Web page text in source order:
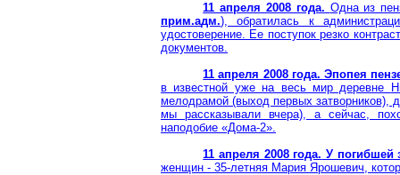
11 апреля 2008 года. Одна из
прим.адм.), обратилась к
удостоверение. Ее поступок резко
документов.
11 апреля 2008 года. Эпопея
в известной уже на весь мир деревне
мелодрамой (выход первых затворников),
мы рассказывали вчера), а сейчас,
наподобие «Дома-2».
11 апреля 2008 года. У погибшей
женщин - 35-летняя Мария Ярошевич,